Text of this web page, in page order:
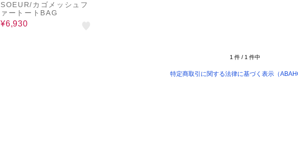
SOEUR/カゴメッシュフ
ァートートBAG
¥6,930
1 件 / 1 件中
特定商取引に関する法律に基づく表示（